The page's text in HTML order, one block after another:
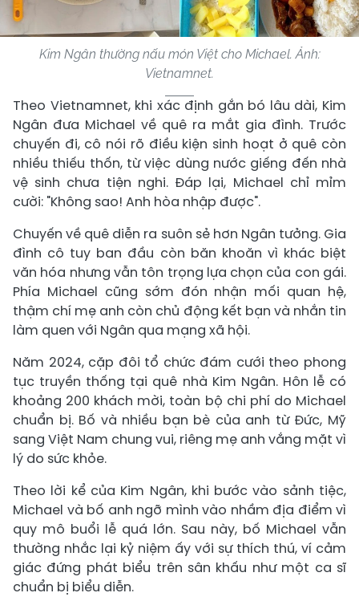
Kim Ngân thường nấu món Việt cho Michael. Ảnh:
Vietnamnet.
Theo Vietnamnet, khi xác định gắn bó lâu dài, Kim
Ngân đưa Michael về quê ra mắt gia đình. Trước
chuyến đi, cô nói rõ điều kiện sinh hoạt ở quê còn
nhiều thiếu thốn, từ việc dùng nước giếng đến nhà
vệ sinh chưa tiện nghi. Đáp lại, Michael chỉ mỉm
cười: "Không sao! Anh hòa nhập được".
Chuyến về quê diễn ra suôn sẻ hơn Ngân tưởng. Gia
đình cô tuy ban đầu còn băn khoăn vì khác biệt
văn hóa nhưng vẫn tôn trọng lựa chọn của con gái.
Phía Michael cũng sớm đón nhận mối quan hệ,
thậm chí mẹ anh còn chủ động kết bạn và nhắn tin
làm quen với Ngân qua mạng xã hội.
Năm 2024, cặp đôi tổ chức đám cưới theo phong
tục truyền thống tại quê nhà Kim Ngân. Hôn lễ có
khoảng 200 khách mời, toàn bộ chi phí do Michael
chuẩn bị. Bố và nhiều bạn bè của anh từ Đức, Mỹ
sang Việt Nam chung vui, riêng mẹ anh vắng mặt vì
lý do sức khỏe.
Theo lời kể của Kim Ngân, khi bước vào sảnh tiệc,
Michael và bố anh ngỡ mình vào nhầm địa điểm vì
quy mô buổi lễ quá lớn. Sau này, bố Michael vẫn
thường nhắc lại kỷ niệm ấy với sự thích thú, ví cảm
giác đứng phát biểu trên sân khấu như một ca sĩ
chuẩn bị biểu diễn.